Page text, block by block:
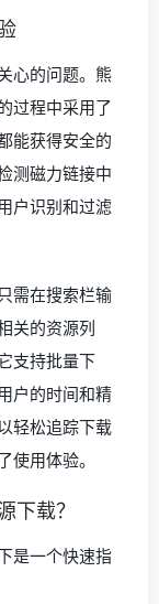
心的问题。熊
过程中采用了
能获得安全的
测磁力链接中
户识别和过滤
需在搜索栏输
关的资源列
支持批量下
户的时间和精
轻松追踪下载
用体验。
下载？
是一个快速指